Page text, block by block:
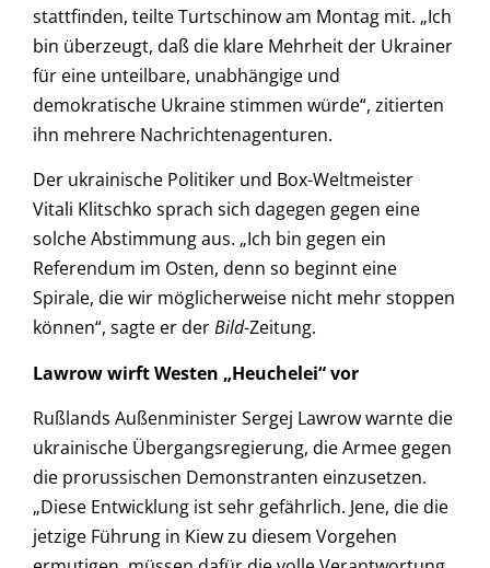
stattfinden, teilte Turtschinow am Montag mit. „Ich
bin überzeugt, daß die klare Mehrheit der Ukrainer
für eine unteilbare, unabhängige und
demokratische Ukraine stimmen würde“, zitierten
ihn mehrere Nachrichtenagenturen.
Der ukrainische Politiker und Box-Weltmeister
Vitali Klitschko sprach sich dagegen gegen eine
solche Abstimmung aus. „Ich bin gegen ein
Referendum im Osten, denn so beginnt eine
Spirale, die wir möglicherweise nicht mehr stoppen
können“, sagte er derBild-Zeitung.
Lawrow wirft Westen „Heuchelei“ vor
Rußlands Außenminister Sergej Lawrow warnte die
ukrainische Übergangsregierung, die Armee gegen
die prorussischen Demonstranten einzusetzen.
„Diese Entwicklung ist sehr gefährlich. Jene, die die
jetzige Führung in Kiew zu diesem Vorgehen